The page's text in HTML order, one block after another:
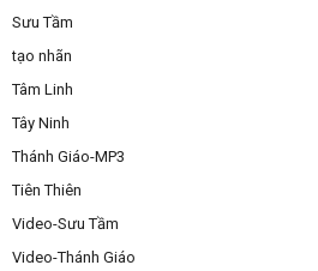
Sưu Tầm
tạo nhãn
Tâm Linh
Tây Ninh
Thánh Giáo-MP3
Tiên Thiên
Video-Sưu Tầm
Video-Thánh Giáo